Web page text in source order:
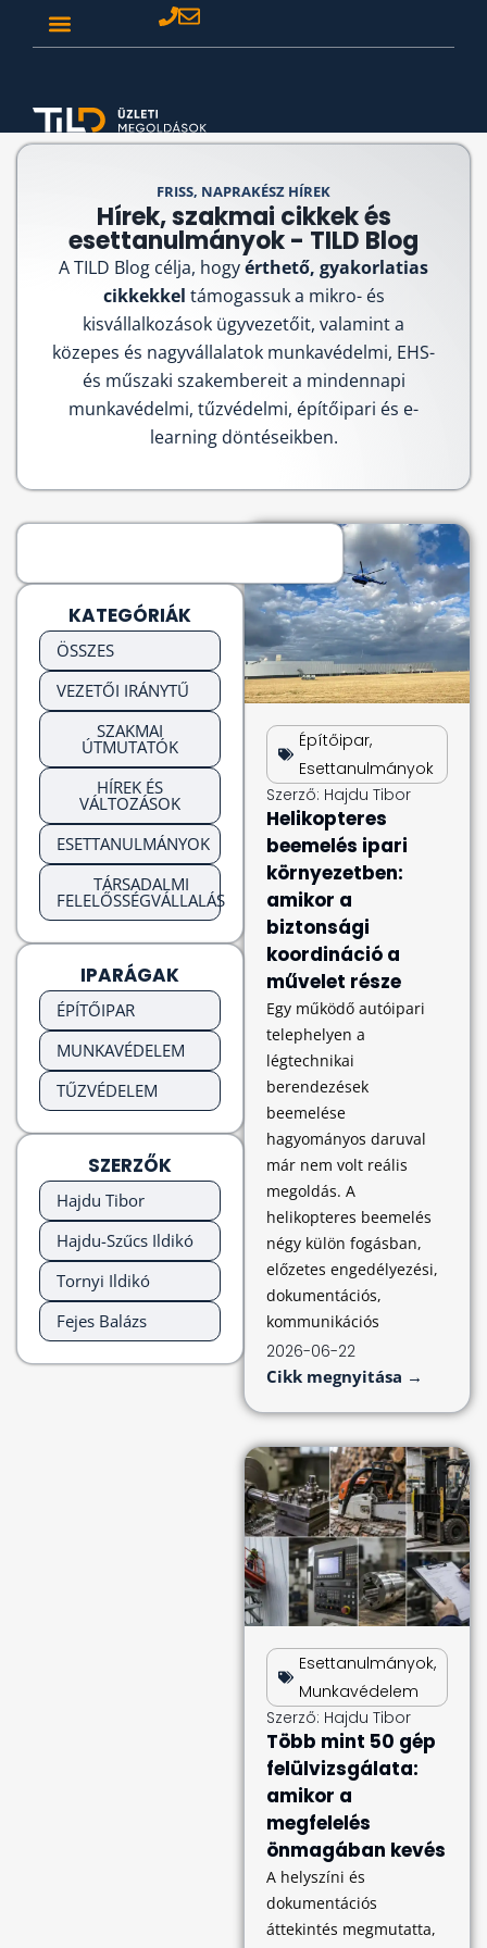
FRISS, NAPRAKÉSZ HÍREK
Hírek, szakmai cikkek és
esettanulmányok - TILD Blog
A TILD Blog célja, hogyérthető, gyakorlatias
cikkekkel támogassuk a mikro- és
kisvállalkozások ügyvezetőit, valamint a
közepes és nagyvállalatok munkavédelmi, EHS-
és műszaki szakembereit a mindennapi
munkavédelmi, tűzvédelmi, építőipari és e-
learning döntéseikben.
Építőipar,
Esettanulmányok
Szerző: Hajdu Tibor
Helikopteres
beemelés ipari
környezetben:
amikor a
biztonsági
koordináció a
művelet része
Egy működő autóipari
telephelyen a
légtechnikai
berendezések
beemelése
hagyományos daruval
már nem volt reális
megoldás. A
helikopteres beemelés
négy külön fogásban,
előzetes engedélyezési,
dokumentációs,
kommunikációs
2026-06-22
Cikk megnyitása →
Esettanulmányok,
Munkavédelem
Szerző: Hajdu Tibor
Több mint 50 gép
felülvizsgálata:
amikor a
megfelelés
önmagában kevés
A helyszíni és
dokumentációs
áttekintés megmutatta,
KATEGÓRIÁK
ÖSSZES
VEZETŐI IRÁNYTŰ
SZAKMAI
ÚTMUTATÓK
HÍREK ÉS
VÁLTOZÁSOK
ESETTANULMÁNYOK
TÁRSADALMI
FELELŐSSÉGVÁLLALÁS
IPARÁGAK
ÉPÍTŐIPAR
MUNKAVÉDELEM
TŰZVÉDELEM
SZERZŐK
Hajdu Tibor
Hajdu-Szűcs Ildikó
Tornyi Ildikó
Fejes Balázs